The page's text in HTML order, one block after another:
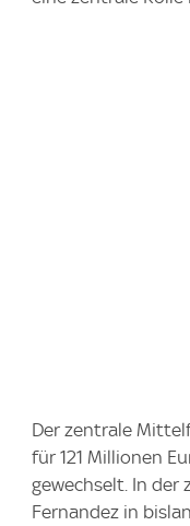
Der zentrale
für 121 Millionen
gewechselt. In der
Fernandez in